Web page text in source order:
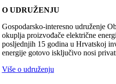
O UDRUŽENJU
Gospodarsko-interesno udruženje
okuplja proizvođače električne
posljednjih 15 godina u Hrvatskoj
energije gotovo isključivo nosi
Više o udruženju